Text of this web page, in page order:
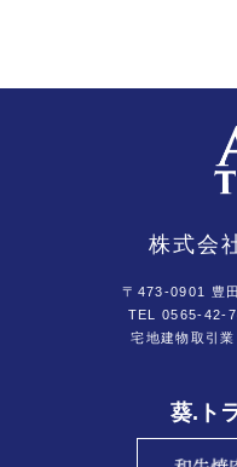
株式会
〒473-0901 豊
TEL 0565-42-
宅地建物取引
葵.ト